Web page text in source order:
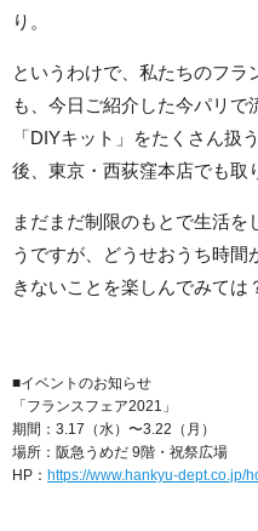
り。
というわけで、私たちのフラ
も、今日ご紹介した今パリ
「DIYキット」をたくさん扱
後、東京・西荻窪本店でも取
まだまだ制限のもとで生活
うですが、どうせおうち時
きないことを楽しんでみては
■イベントのお知らせ
「フランスフェア2021」
期間：3.17（水）〜3.22（月）
場所：阪急うめだ 9階・祝祭広場
HP： https://www.hankyu-dept.co.jp/